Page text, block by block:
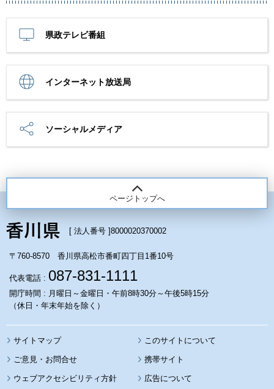
県政テレビ番組
インターネット放送局
ソーシャルメディア
ページトップへ
[ 法人番号 ]8000020370002
〒760-8570 香川県高松市番町四丁目1番10号
代表電話 : 087-831-1111
開庁時間 : 月曜日～金曜日・午前8時30分～午後5時15分
（休日・年末年始を除く）
サイトマップ このサイトについて
携帯サイト
ウェブアクセシビリティ方針 広告について